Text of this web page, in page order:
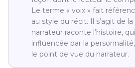
Le terme « voix » fait
au style du récit. Il s’agit de
narrateur raconte l’histoire,
influencée par la
le point de vue du narrateur.